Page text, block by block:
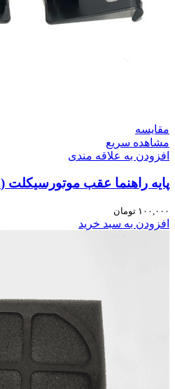
مقایسه
مشاهده سریع
افزودن به علاقه مندی
پایه راهنما عقب موتورسیکلت (2عددی) تیزرویی
۱۰۰,۰۰۰ تومان
افزودن به سبد خرید